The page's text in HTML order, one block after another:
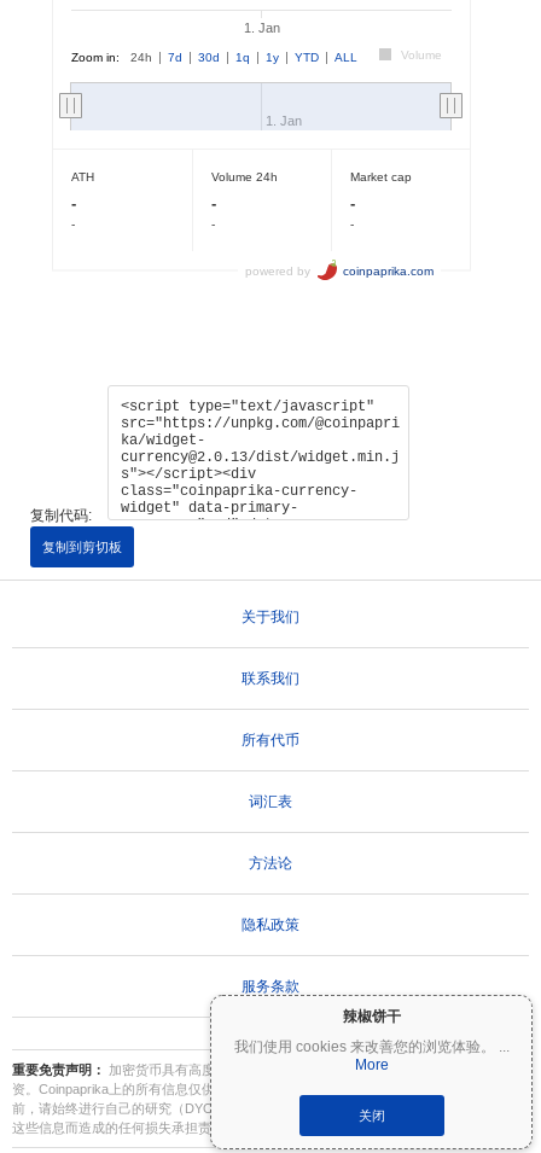
辣椒饼干
我们使用 cookies 来改善您的浏览体验。
...
More
关闭
复制代码:
复制到剪切板
关于我们
联系我们
所有代币
词汇表
方法论
隐私政策
服务条款
重要免责声明：
加密货币具有高度波动性，存在重大风险。您可能会损失部分或全部投
资。Coinpaprika上的所有信息仅供参考，不构成财务或投资建议。在做出投资决策之
前，请始终进行自己的研究（DYOR）并咨询合格的财务顾问。Coinpaprika不对因使用
这些信息而造成的任何损失承担责任。